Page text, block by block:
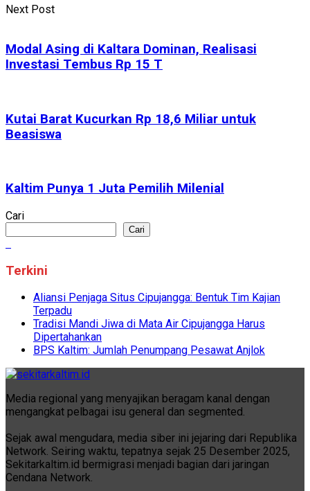
Next Post
Modal Asing di Kaltara Dominan, Realisasi
Investasi Tembus Rp 15 T
Kutai Barat Kucurkan Rp 18,6 Miliar untuk
Beasiswa
Kaltim Punya 1 Juta Pemilih Milenial
Cari
Cari
Terkini
Aliansi Penjaga Situs Cipujangga: Bentuk Tim Kajian
Terpadu
Tradisi Mandi Jiwa di Mata Air Cipujangga Harus
Dipertahankan
BPS Kaltim: Jumlah Penumpang Pesawat Anjlok
Media regional yang menyajikan beragam kanal dengan
mengangkat pelbagai isu general dan segmented.
Sejak awal mengudara, media siber ini jejaring dari Republika
Network. Seiring waktu, tepatnya sejak 25 Desember 2025,
Sekitarkaltim.id bermigrasi menjadi bagian dari jaringan
Cendana Network.